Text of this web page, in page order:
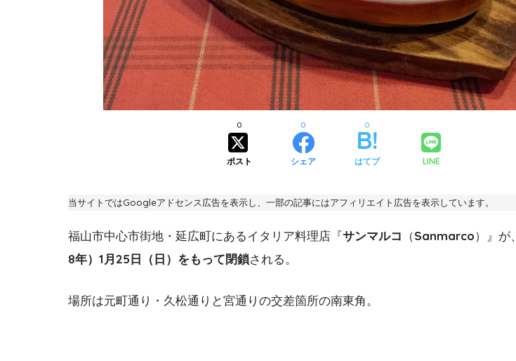
ポスト
0
シェア
0
はてブ
0
LINE
当サイトではGoogleアドセンス広告を表示し、一部の記事にはアフィリエイト広告を表示しています。
福山市中心市街地・延広町にあるイタリア料理店『サンマルコ （Sanmarco）』が、
8年）1月25日（日）をもって閉鎖される。
場所は元町通り・久松通りと宮通りの交差箇所の南東角。